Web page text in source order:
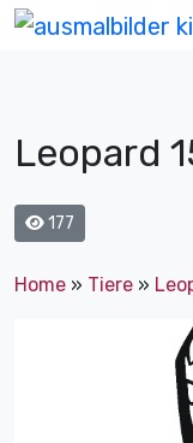
Leopard
177
Home » Tiere »